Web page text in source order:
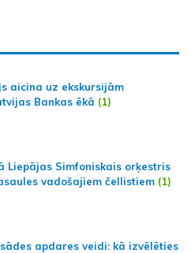
aicina uz ekskursijām
Bankas ēkā (1)
Liepājas Simfoniskais orķestris
vadošajiem čellistiem (1)
apdares veidi: kā izvēlēties